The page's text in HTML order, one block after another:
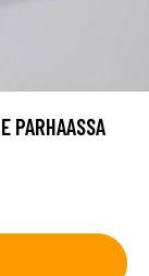
PARHAASSA